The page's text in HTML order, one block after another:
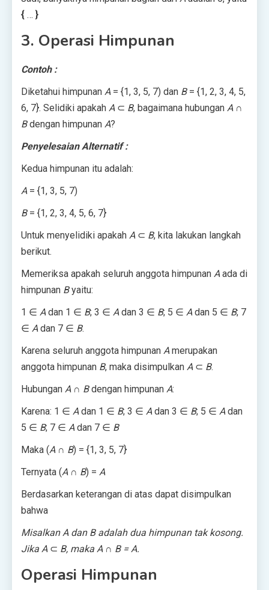
{ … }
3. Operasi Himpunan
Contoh :
Diketahui himpunan A = {1, 3, 5, 7) dan B = {1, 2, 3, 4, 5,
6, 7}. Selidiki apakah A ⊂ B, bagaimana hubungan A ∩
Bdengan himpunan A?
Penyelesaian Alternatif :
Kedua himpunan itu adalah:
A = {1, 3, 5, 7)
B = {1, 2, 3, 4, 5, 6, 7}
Untuk menyelidiki apakah A ⊂ B, kita lakukan langkah
berikut.
Memeriksa apakah seluruh anggota himpunan A ada di
himpunan Byaitu:
1 ∈ A dan 1 ∈ B; 3 ∈ A dan 3 ∈ B; 5 ∈ A dan 5 ∈ B; 7
∈ A dan 7 ∈ B.
Karena seluruh anggota himpunan A merupakan
anggota himpunan B, maka disimpulkan A ⊂ B.
Hubungan A ∩ Bdengan himpunan A:
Karena: 1 ∈ A dan 1 ∈ B; 3 ∈ A dan 3 ∈ B; 5 ∈ A dan
5 ∈ B; 7 ∈ A dan 7 ∈ B
Maka (A ∩ B) = {1, 3, 5, 7}
Ternyata (A ∩ B) = A
Berdasarkan keterangan di atas dapat disimpulkan
bahwa
Misalkan A dan B adalah dua himpunan tak kosong.
Jika A ⊂ B, maka A ∩ B = A.
Operasi Himpunan